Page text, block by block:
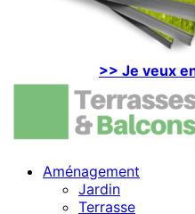
>> Je veux
Aménagement
Jardin
Terrasse